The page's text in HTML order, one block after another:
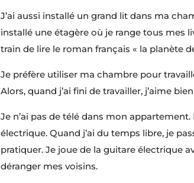
J’ai aussi installé un grand lit dans ma
installé une étagère où je range tous mes
train de lire le roman français « la planète
Je préfère utiliser ma chambre pour
Alors, quand j’ai fini de travailler, j’aime
Je n’ai pas de télé dans mon appartement.
électrique. Quand j’ai du temps libre, je
pratiquer. Je joue de la guitare électrique
déranger mes voisins.